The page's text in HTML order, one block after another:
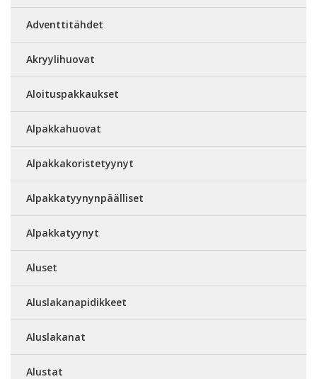
Adventtitähdet
Akryylihuovat
Aloituspakkaukset
Alpakkahuovat
Alpakkakoristetyynyt
Alpakkatyynynpäälliset
Alpakkatyynyt
Aluset
Aluslakanapidikkeet
Aluslakanat
Alustat